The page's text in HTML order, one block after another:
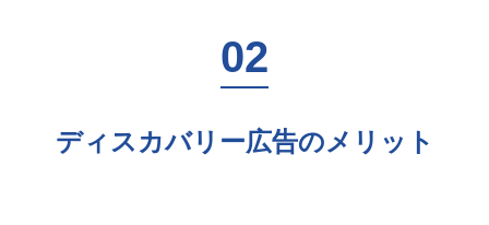
ディスカバリー広告のメリット